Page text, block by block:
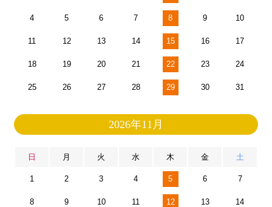
4 5 6 7 8 9 10
11 12 13 14 15 16 17
18 19 20 21 22 23 24
25 26 27 28 29 30 31
2026年11月
日 月 火 水 木 金 土
1 2 3 4 5 6 7
8 9 10 11 12 13 14